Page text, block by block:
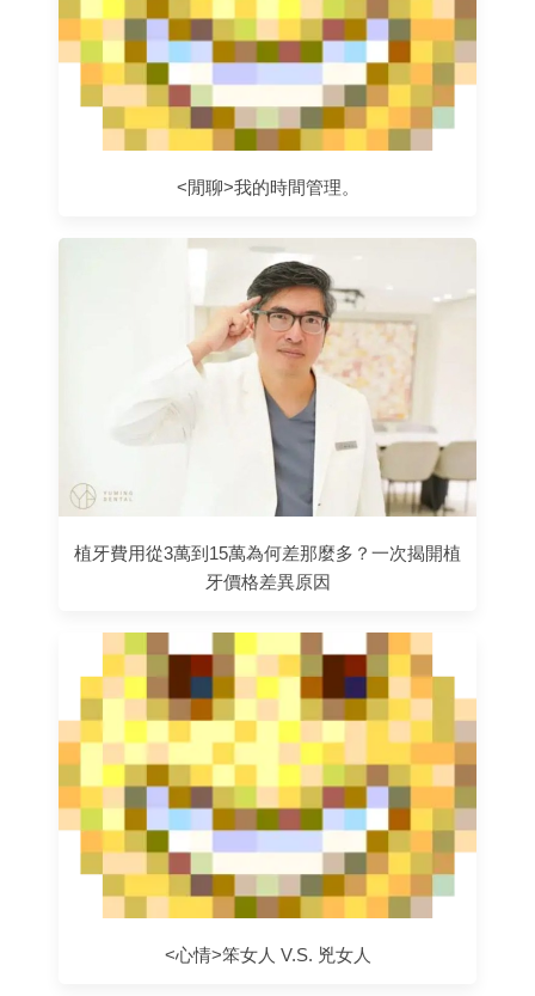
<閒聊>我的時間管理。
植牙費用從3萬到15萬為何差那麼多？一次揭開植
牙價格差異原因
<心情>笨女人 V.S. 兇女人